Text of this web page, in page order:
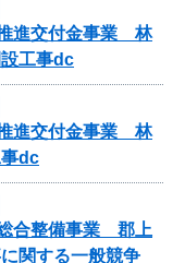
推進交付金事業 林
工事dc
推進交付金事業 林
dc
合整備事業 郡上
関する一般競争